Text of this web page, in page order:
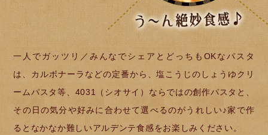
一人でガッツリ／みんなでシェアとどっちもOKなパスタ
は、カルボナーラなどの定番から、塩こうじのしょうゆクリ
ームパスタ等、4031（シオサイ）ならではの創作パスタと、
その日の気分や好みに合わせて選べるのがうれしい♪家で作
るとなかなか難しいアルデンテ食感をお楽しみください。